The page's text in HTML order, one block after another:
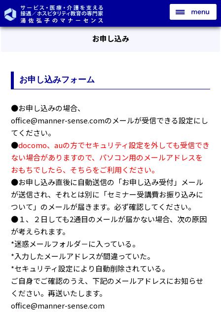
お申し込み
お申し込みフォーム
●お申し込みの場合、
office@manner-sense.comのメールが受信できる設定にし
てください。
●docomo、auの方でセキュリティ設定を外しても受信でき
ない場合がありますので、パソコン用のメールアドレスを
おもちでしたら、そちらをご利用ください。
●お申し込み直後に自動送信の「お申し込み受付」メール
が送信され、それとは別に「セミナー受講費お振り込みに
ついて」のメールが届きます。必ず確認してください。
●１、２日しても2通目のメールが届かない場合、次の原因
が考えられます。
*迷惑メールフォルダ－に入っている。
*入力したメールアドレスが間違っていた。
*セキュリティ設定により自動削除されている。
ご自身でご確認のうえ、下記のメールアドレスにお知らせ
ください。再送いたします。
office@manner-sense.com